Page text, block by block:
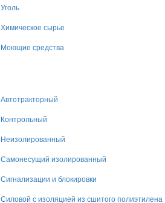
Уголь
Химическое сырье
Моющие средства
Автотракторный
Контрольный
Неизолированный
Самонесущий изолированный
Сигнализации и блокировки
Силовой с изоляцией из сшитого полиэтилена